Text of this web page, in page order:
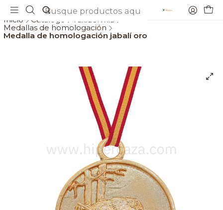
Inicio Catálogo
Medallas de homologación
Medalla de homologación jabalí oro